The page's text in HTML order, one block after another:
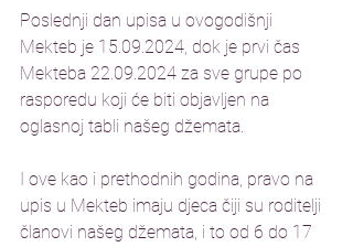
Poslednji dan upisa u ovogodišnji
Mekteb je 15.09.2024, dok je prvi čas
Mekteba 22.09.2024 za sve grupe po
rasporedu koji će biti objavljen na
oglasnoj tabli našeg džemata.
I ove kao i prethodnih godina, pravo na
upis u Mekteb imaju djeca čiji su roditelji
članovi našeg džemata, i to od 6 do 17